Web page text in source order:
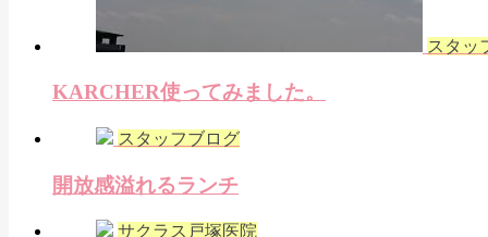
スタッ
KARCHER使ってみました。
スタッフブログ
開放感溢れるランチ
サクラス戸塚医院